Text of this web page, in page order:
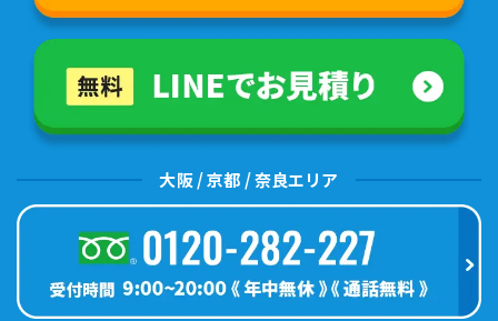
大阪 / 京都 / 奈良エリア